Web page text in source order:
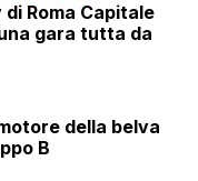
Roma Capitale
gara tutta da
della belva
B